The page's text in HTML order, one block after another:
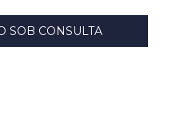
SOB CONSULTA